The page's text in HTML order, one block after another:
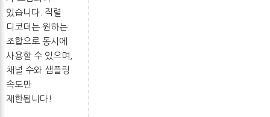
있습니다. 직렬
디코더는 원하는
조합으로 동시에
사용할 수 있으며,
채널 수와 샘플링
속도만
제한됩니다!